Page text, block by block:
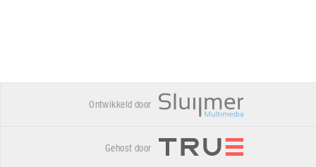
Ontwikkeld door
Gehost door